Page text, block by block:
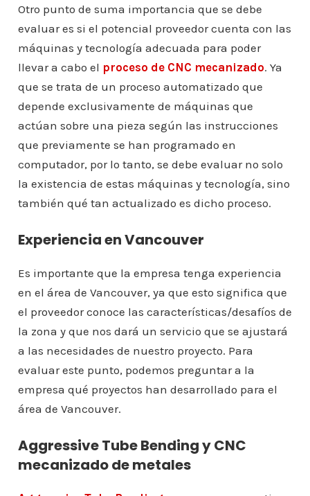
Otro punto de suma importancia que se debe
evaluar es si el potencial proveedor cuenta con las
máquinas y tecnología adecuada para poder
llevar a cabo el proceso de CNC mecanizado. Ya
que se trata de un proceso automatizado que
depende exclusivamente de máquinas que
actúan sobre una pieza según las instrucciones
que previamente se han programado en
computador, por lo tanto, se debe evaluar no solo
la existencia de estas máquinas y tecnología, sino
también qué tan actualizado es dicho proceso.
Experiencia en Vancouver
Es importante que la empresa tenga experiencia
en el área de Vancouver, ya que esto significa que
el proveedor conoce las características/desafíos de
la zona y que nos dará un servicio que se ajustará
a las necesidades de nuestro proyecto. Para
evaluar este punto, podemos preguntar a la
empresa qué proyectos han desarrollado para el
área de Vancouver.
Aggressive Tube Bending y CNC
mecanizado de metales